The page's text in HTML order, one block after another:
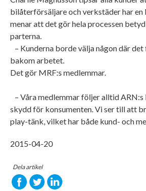
bilåterförsäljare och verkstäder har
menar att det gör hela processen
parterna.
– Kunderna borde välja någon där det
bakom arbetet.
Det gör MRF:s medlemmar.
– Våra medlemmar följer alltid
skydd för konsumenten. Vi ser till att
play-tänk, vilket har både kund- och
2015-04-20
Dela artikel